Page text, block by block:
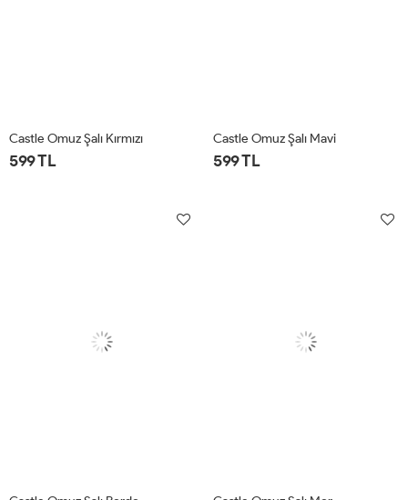
Castle Omuz Şalı Kırmızı
599 TL
Castle Omuz Şalı Mavi
599 TL